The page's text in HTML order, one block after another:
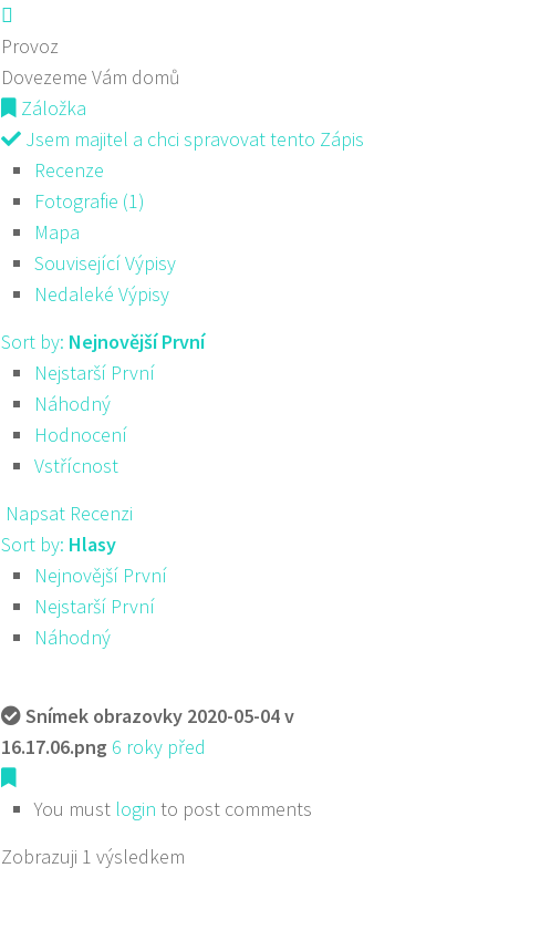
Provoz
Dovezeme Vám domů
Záložka
Jsem majitel a chci spravovat tento Zápis
Recenze
Fotografie (1)
Mapa
Související Výpisy
Nedaleké Výpisy
Sort by: Nejnovější První
Nejstarší První
Náhodný
Hodnocení
Vstřícnost
Napsat Recenzi
Sort by: Hlasy
Nejnovější První
Nejstarší První
Náhodný
Snímek obrazovky 2020-05-04 v
16.17.06.png 6 roky před
You must login to post comments
Zobrazuji 1 výsledkem